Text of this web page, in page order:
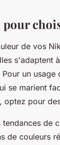
pour
de vos
s'adaptent
un
se marient
optez pour
tendances de
de couleurs